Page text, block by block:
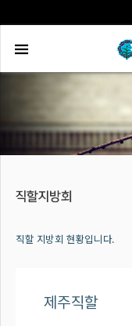
직할 지방회 현황입니다.
제주직할